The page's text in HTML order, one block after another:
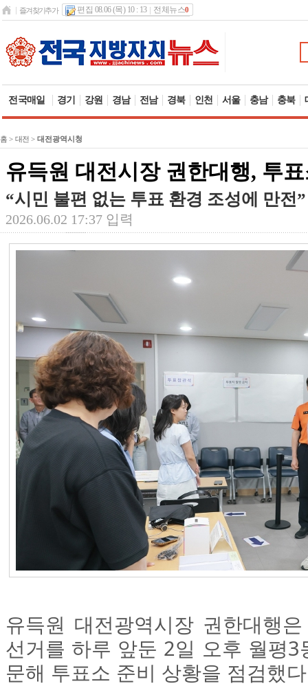
즐겨찾기추가 편집 08.06 (목) 10 : 13 전체뉴스0
전국매일 경기 강원 경남 전남 경북 인천 서울 충남 충북
홈 > 대전 > 대전광역시청
유득원 대전시장 권한대행, 투
“시민 불편 없는 투표 환경 조성에 만전
2026.06.02 17:37 입력
유득원 대전광역시장 권한대행
선거를 하루 앞둔 2일 오후 월평
문해 투표소 준비 상황을 점검했